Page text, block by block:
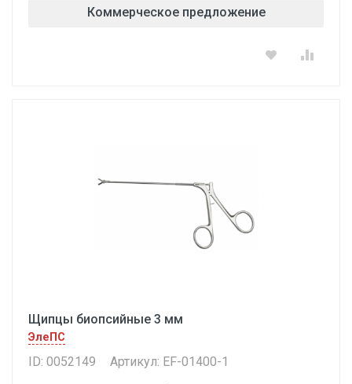
Коммерческое предложение
Щипцы биопсийные 3 мм
ЭлеПС
ID: 0052149 Артикул: EF-01400-1